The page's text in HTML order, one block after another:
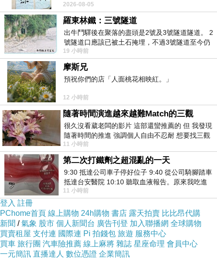
全新裝潢，重返華麗復古五十年代！位於高雄左
營區域，與高鐵站只有10分鐘車程，鄰近蓮池
夏日最後一瓣玫瑰， 讓
2026-08-05
羅東林鐵：三號隧道
出牛鬥驛後在聚落的盡頭是2號及3號隧道隧道。 2
號隧道口應該已被土石掩埋，不過3號隧道至今仍
存在。從台7丙牛鬥橋上往左岸上游方
19 小時前
摩斯兄
預祝你們的店「人面桃花相映紅。」
12 小時前
隨著時間演進越來越難Match的三觀
很久沒看葳老闆的影片 這部還蠻推薦的 但 我發現
隨著時間的推進 強調個人自由不忍耐 想要找三觀
接近的不要說對象 連朋友都超
11 小時前
第二次打鐵劑之超混亂的一天
9:30 抵達公司車子停好位子 9:40 從公司騎腳踏車
抵達台安醫院 10:10 聽取血液報告。原來我吃進
去的 B12 彌可保並非沒有吸收而是超
11 小時前
登入 註冊
PChome首頁 線上購物 24h購物 書店 露天拍賣 比比昂代購
新聞 /氣象 股市 個人新聞台 廣告刊登 加入聯播網 全球購物
買賣租屋 支付連 國際連 Pi 拍錢包 旅遊 服務中心
買車 旅行團 汽車險推薦 線上麻將 雜誌 星座命理 會員中心
一元簡訊 直播達人 數位憑證 企業簡訊